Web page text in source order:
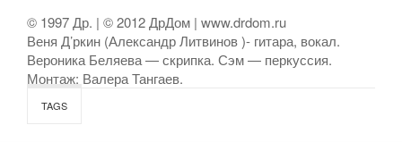
© 1997 Др. | © 2012 ДрДом | www.drdom.ru
Веня Д’ркин (Александр Литвинов )- гитара, вокал.
Вероника Беляева — скрипка. Сэм — перкуссия.
Монтаж: Валера Тангаев.
TAGS